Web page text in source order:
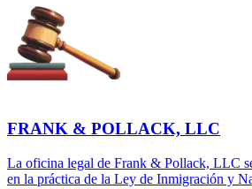
FRANK & POLLACK, LLC
La oficina legal de Frank & Pollack, LLC
en la práctica de la Ley de Inmigración y